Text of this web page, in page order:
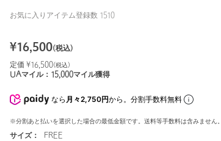
お気に入りアイテム登録数 1510
¥16,500(税込)
定価 ¥ 16,500(税込)
UAマイル： 15,000マイル獲得
なら 月々2,750円から。分割手数料無料
※分割あと払いを選択した場合の最低金額です。送料等手数料は含みません。
サイズ： FREE